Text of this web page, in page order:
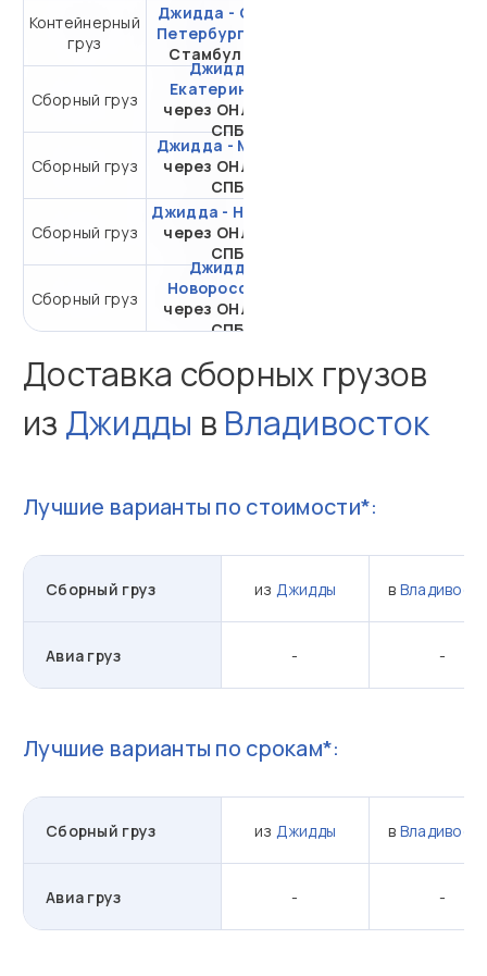
Контейнерный
груз
Джидда - Санкт-
Петербург
Стамбул (Тр.)
Сборный груз
Джидда -
Екатеринбург
через ОНЛ-ЗНК
СПБ
Сборный груз
Джидда - Москва
через ОНЛ-ЗНК
СПБ
Сборный груз
Джидда - Находка
через ОНЛ-ЗНК
СПБ
Сборный груз
Джидда -
Новороссийск
через ОНЛ-ЗНК
СПБ
Доставка сборных грузов
из Джидды в Владивосток
Лучшие варианты по стоимости*:
Сборный груз из Джидды в
Авиа груз - -
Лучшие варианты по срокам*:
Сборный груз из Джидды в
Авиа груз - -